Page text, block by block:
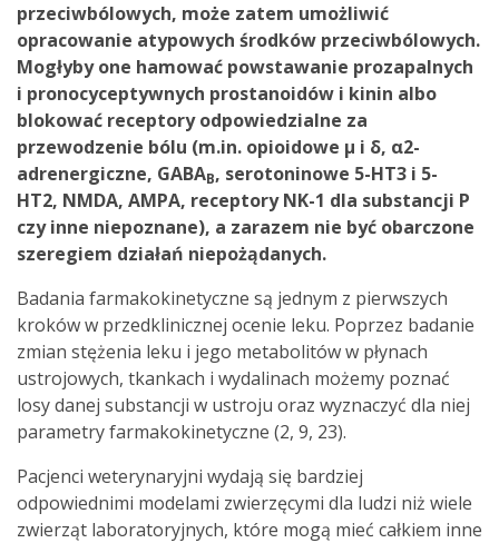
przeciwbólowych, może zatem umożliwić
opracowanie atypowych środków przeciwbólowych.
Mogłyby one hamować powstawanie prozapalnych
i pronocyceptywnych prostanoidów i kinin albo
blokować receptory odpowiedzialne za
przewodzenie bólu (m.in. opioidowe µ i δ, α2-
adrenergiczne, GABAB, serotoninowe 5-HT3 i 5-
HT2, NMDA, AMPA, receptory NK-1 dla substancji P
czy inne niepoznane), a zarazem nie być obarczone
szeregiem działań niepożądanych.
Badania farmakokinetyczne są jednym z pierwszych
kroków w przedklinicznej ocenie leku. Poprzez badanie
zmian stężenia leku i jego metabolitów w płynach
ustrojowych, tkankach i wydalinach możemy poznać
losy danej substancji w ustroju oraz wyznaczyć dla niej
parametry farmakokinetyczne (2, 9, 23).
Pacjenci weterynaryjni wydają się bardziej
odpowiednimi modelami zwierzęcymi dla ludzi niż wiele
zwierząt laboratoryjnych, które mogą mieć całkiem inne